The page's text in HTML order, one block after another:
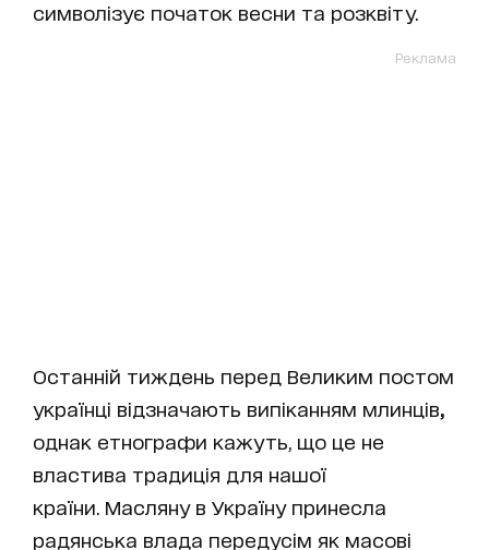
символізує початок весни та розквіту.
Реклама
Останній тиждень перед Великим постом
українці відзначають випіканням млинців
однак етнографи кажуть, що це не
властива традиція для нашої
країни. Масляну в Україну принесла
радянська влада передусім як масові